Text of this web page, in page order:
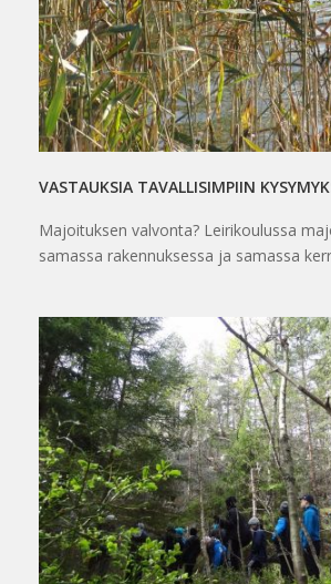
VASTAUKSIA TAVALLISIMPIIN
Majoituksen valvonta? Leirikoulussa
samassa rakennuksessa ja samassa